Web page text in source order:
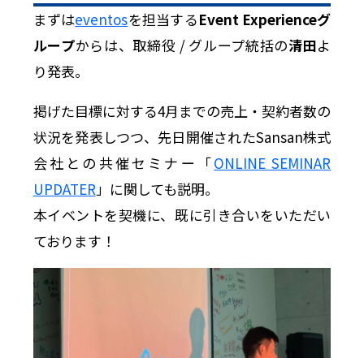
まずはeventosを担当するEvent Experienceグ
ループからは、取締役 / グループ統括の清田よ
り発表。
掲げた目標に対する4月までの売上・契約者数の
状況を発表しつつ、先日開催されたSansan株式
会社との共催セミナー「ONLINE SEMINAR
UPDATER」に関しても説明。
本イベントを契機に、既に引き合いをいただい
ております！